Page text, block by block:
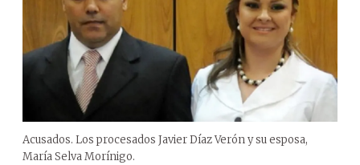
Acusados. Los procesados Javier Díaz Verón y su esposa,
María Selva Morínigo.